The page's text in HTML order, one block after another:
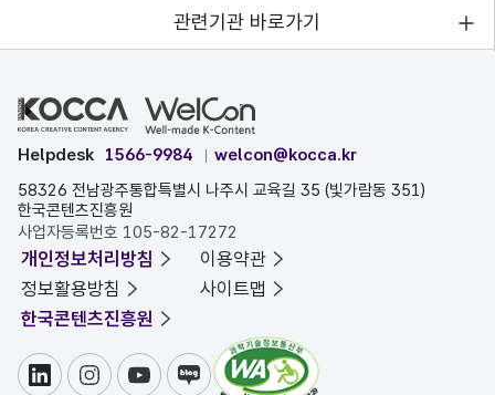
관련기관 바로가기
Helpdesk 1566-9984
welcon@kocca.kr
58326 전남광주통합특별시 나주시 교육길 35 (빛가람동 351)
한국콘텐츠진흥원
사업자등록번호 105-82-17272
개인정보처리방침
이용약관
정보활용방침
사이트맵
한국콘텐츠진흥원
링크드인인스타그램
유튜브블로그